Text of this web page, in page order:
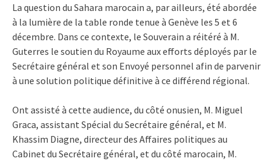
La question du Sahara marocain a, par ailleurs, été abordée
à la lumière de la table ronde tenue à Genève les 5 et 6
décembre. Dans ce contexte, le Souverain a réitéré à M.
Guterres le soutien du Royaume aux efforts déployés par le
Secrétaire général et son Envoyé personnel afin de parvenir
à une solution politique définitive à ce différend régional.
Ont assisté à cette audience, du côté onusien, M. Miguel
Graca, assistant Spécial du Secrétaire général, et M.
Khassim Diagne, directeur des Affaires politiques au
Cabinet du Secrétaire général, et du côté marocain, M.